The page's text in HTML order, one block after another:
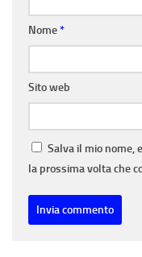
Nome*
Sito web
Salva il mio nome,
la prossima volta che